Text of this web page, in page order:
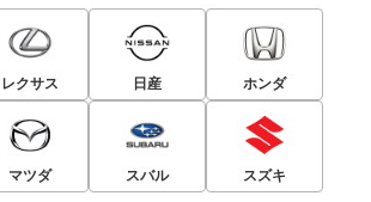
レクサス 日産 ホンダ
マツダ スバル スズキ